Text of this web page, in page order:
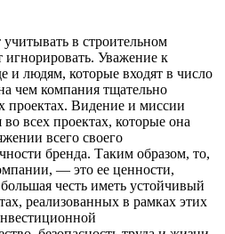
в строительном
игнорировать. Уважение к
и людям, которые входят в число
чем компания тщательно
проектах. Видение и миссии
всех проектах, которые она
всего своего
бренда. Таким образом, то,
— это ее ценности,
честь иметь устойчивый
реализованных в рамках этих